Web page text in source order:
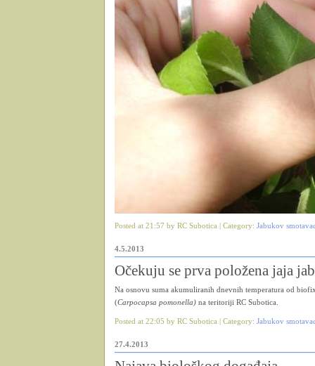
Posted at 21:57 by RC Subotica | Category: Jabukov
4.5.2013
Očekuju se prva položena jaja
Na osnovu suma akumuliranih dnevnih temperatura od
(Carpocapsa pomonella) na teritoriji RC Subotica.
Posted at 22:05 by RC Subotica | Category: Jabukov
27.4.2013